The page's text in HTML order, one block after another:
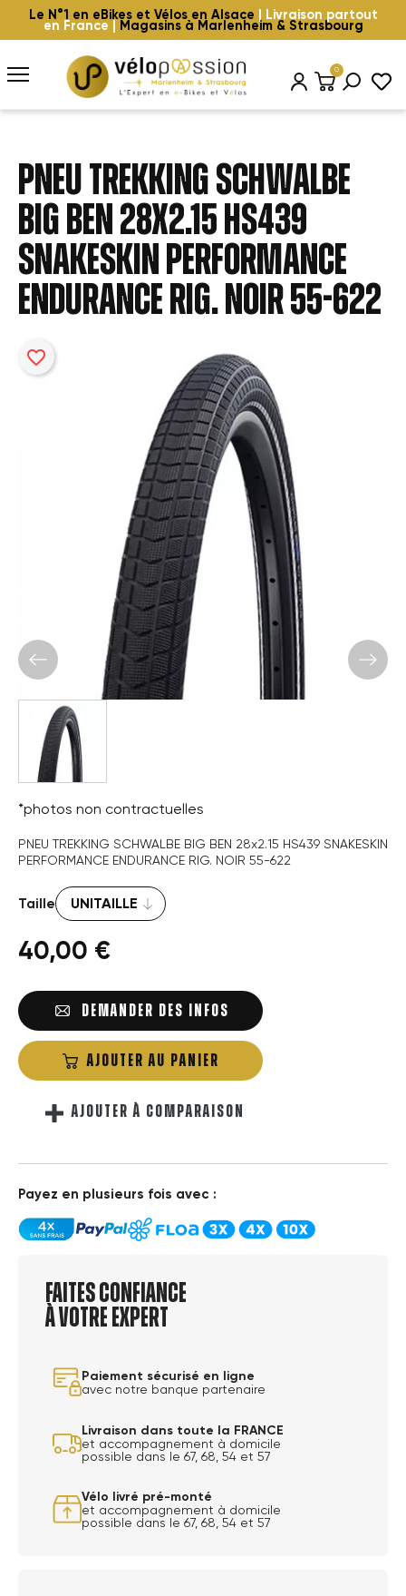
Le N°1 en eBikes et Vélos en Alsace | Livraison partout
en France | Magasins à Marlenheim & Strasbourg
0
PNEU TREKKING SCHWALBE
BIG BEN 28x2.15 HS439
SNAKESKIN PERFORMANCE
ENDURANCE RIG. NOIR 55-622
favorite_border
*photos non contractuelles
PNEU TREKKING SCHWALBE BIG BEN 28x2.15 HS439 SNAKESKIN
PERFORMANCE ENDURANCE RIG. NOIR 55-622
Taille
40,00 €
DEMANDER DES INFOS
AJOUTER AU PANIER
AJOUTER À COMPARAISON
Payez en plusieurs fois avec :
Faites confiance
à votre expert
Paiement sécurisé en ligne
avec notre banque partenaire
Livraison dans toute la FRANCE
et accompagnement à domicile
possible dans le 67, 68, 54 et 57
Vélo livré pré-monté
et accompagnement à domicile
possible dans le 67, 68, 54 et 57